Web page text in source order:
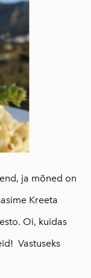
ja mõned on
Kreeta
Oi, kuidas
Vastuseks